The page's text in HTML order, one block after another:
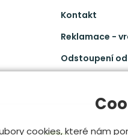
Kontakt
Reklamace -
Odstoupení
cookies, které nám